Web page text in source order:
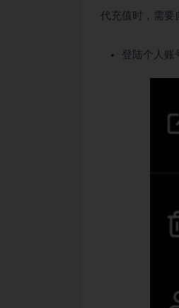
代充值时，需要
登陆个人账